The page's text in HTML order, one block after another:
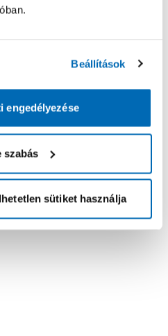
Beállítások
engedélyezése
szabás
sütiket használja